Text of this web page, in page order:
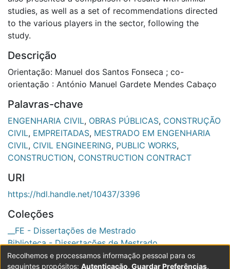
studies, as well as a set of recommendations directed
to the various players in the sector, following the
study.
Descrição
Orientação: Manuel dos Santos Fonseca ; co-
orientação : António Manuel Gardete Mendes Cabaço
Palavras-chave
ENGENHARIA CIVIL, OBRAS PÚBLICAS, CONSTRUÇÃO
CIVIL, EMPREITADAS, MESTRADO EM ENGENHARIA
CIVIL, CIVIL ENGINEERING, PUBLIC WORKS,
CONSTRUCTION, CONSTRUCTION CONTRACT
URI
https://hdl.handle.net/10437/3396
Coleções
__FE - Dissertações de Mestrado
Biblioteca - Dissertações de Mestrado
Ver registo completo
Recolhemos e processamos informação pessoal para os
seguintes propósitos: Autenticação, Guardar Preferências,